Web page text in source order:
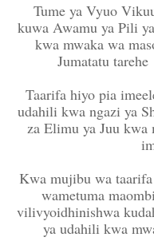
Tume ya Vyuo
kuwa Awamu ya Pili
kwa mwaka wa
Jumatatu
Taarifa hiyo pia
udahili kwa ngazi ya
za Elimu ya Juu kwa
Kwa mujibu wa
wametuma
vilivyoidhinishwa
ya udahili kwa